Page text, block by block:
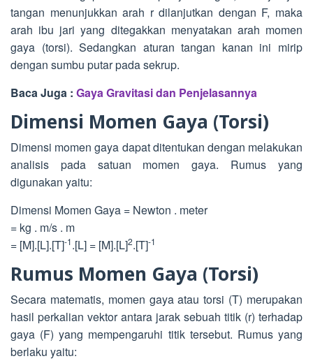
tangan menunjukkan arah r dilanjutkan dengan F, maka
arah ibu jari yang ditegakkan menyatakan arah momen
gaya (torsi). Sedangkan aturan tangan kanan ini mirip
dengan sumbu putar pada sekrup.
Baca Juga : Gaya Gravitasi dan Penjelasannya
Dimensi Momen Gaya (Torsi)
Dimensi momen gaya dapat ditentukan dengan melakukan
analisis pada satuan momen gaya. Rumus yang
digunakan yaitu:
Dimensi Momen Gaya = Newton . meter
= kg . m/s . m
= [M].[L].[T]-1.[L] = [M].[L]2.[T]-1
Rumus Momen Gaya (Torsi)
Secara matematis, momen gaya atau torsi (T) merupakan
hasil perkalian vektor antara jarak sebuah titik (r) terhadap
gaya (F) yang mempengaruhi titik tersebut. Rumus yang
berlaku yaitu: